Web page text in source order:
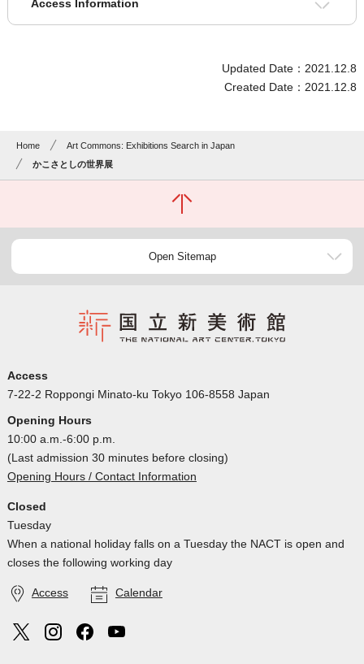
Access Information
Updated Date：2021.12.8
Created Date：2021.12.8
Home
Art Commons: Exhibitions Search in Japan
かこさとしの世界展
Open Sitemap
Access
7-22-2 Roppongi Minato-ku Tokyo 106-8558 Japan
Opening Hours
10:00 a.m.-6:00 p.m.
(Last admission 30 minutes before closing)
Opening Hours / Contact Information
Closed
Tuesday
When a national holiday falls on a Tuesday the NACT is open and
closes the following working day
Access Calendar